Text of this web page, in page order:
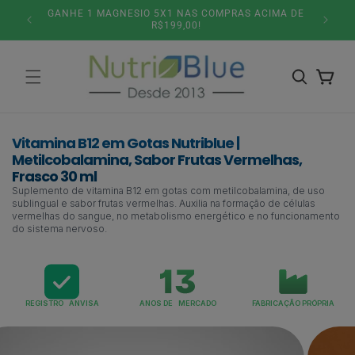
para o5% DESCONTO NO PIX OU PARCELAMENTO 6X SEM
JUROS!
Carrinho
Vitamina B12 em Gotas Nutriblue |
Metilcobalamina, Sabor Frutas Vermelhas,
Frasco 30 ml
Suplemento de vitamina B12 em gotas com metilcobalamina, de uso
sublingual e sabor frutas vermelhas. Auxilia na formação de células
vermelhas do sangue, no metabolismo energético e no funcionamento
do sistema nervoso.
REGISTRO ANVISA ANOS DE MERCADO FABRICAÇÃO PRÓPRIA